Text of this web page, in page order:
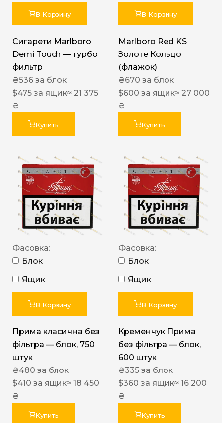
В Корзину
Сигарети Marlboro
Demi Touch — турбо
фильтр
₴536 за блок
$475 за ящик≈ 21 375
₴
Купить
В Корзину
Marlboro Red KS
Золоте Кольцо
(флажок)
₴670 за блок
$600 за ящик≈ 27 000
₴
Купить
Фасовка:
Блок
Ящик
В Корзину
Прима класична без
фільтра — блок, 750
штук
₴480 за блок
$410 за ящик≈ 18 450
₴
Купить
Фасовка:
Блок
Ящик
В Корзину
Кременчук Прима
без фільтра — блок,
600 штук
₴335 за блок
$360 за ящик≈ 16 200
₴
Купить